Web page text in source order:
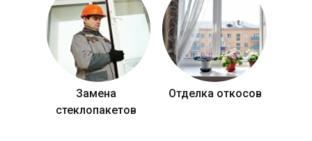
Замена
стеклопакетов
Отделка откосов